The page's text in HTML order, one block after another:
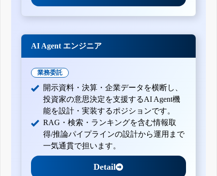
AI Agent エンジニア
業務委託
開示資料・決算・企業データを横断し、
投資家の意思決定を支援するAI Agent機
能を設計・実装するポジションです。
RAG・検索・ランキングを含む情報取
得/推論パイプラインの設計から運用まで
一気通貫で担います。
Detail